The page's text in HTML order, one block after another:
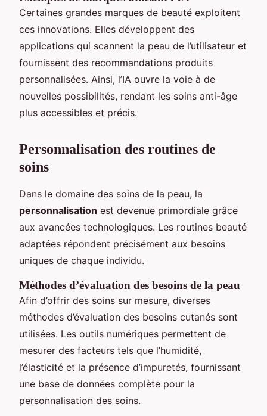
Certaines grandes marques de beauté exploitent
ces innovations. Elles développent des
applications qui scannent la peau de l’utilisateur et
fournissent des recommandations produits
personnalisées. Ainsi, l’IA ouvre la voie à de
nouvelles possibilités, rendant les soins anti-âge
plus accessibles et précis.
Personnalisation des routines de
soins
Dans le domaine des soins de la peau, la
personnalisation est devenue primordiale grâce
aux avancées technologiques. Les routines beauté
adaptées répondent précisément aux besoins
uniques de chaque individu.
Méthodes d’évaluation des besoins de la peau
Afin d’offrir des soins sur mesure, diverses
méthodes d’évaluation des besoins cutanés sont
utilisées. Les outils numériques permettent de
mesurer des facteurs tels que l’humidité,
l’élasticité et la présence d’impuretés, fournissant
une base de données complète pour la
personnalisation des soins.